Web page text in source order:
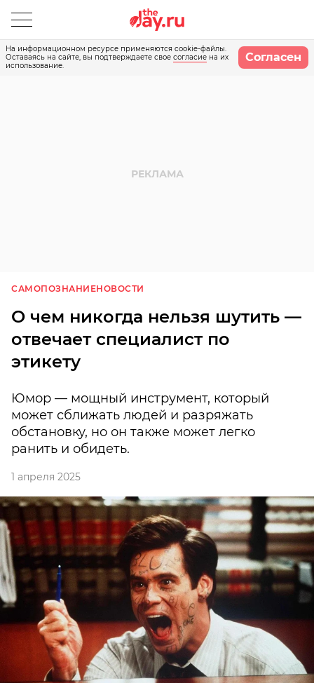
На информационном ресурсе применяются cookie-файлы.
Оставаясь на сайте, вы подтверждаете свое согласие на их
использование.
Согласен
САМОПОЗНАНИЕНОВОСТИ
О чем никогда нельзя шутить —
отвечает специалист по
этикету
Юмор — мощный инструмент, который
может сближать людей и разряжать
обстановку, но он также может легко
ранить и обидеть.
1 апреля 2025